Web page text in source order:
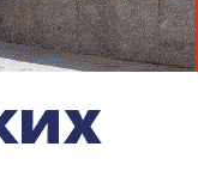
этого
ситуаций